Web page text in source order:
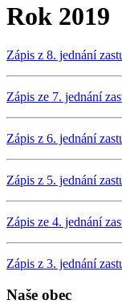
Rok 2019
Zápis z 8. jednání
Zápis ze 7. jednání
Zápis z 6. jednání
Zápis z 5. jednání
Zápis ze 4. jednání
Zápis z 3. jednání
Naše obec